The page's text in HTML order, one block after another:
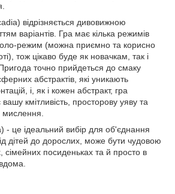
відрізняється дивовижною
варіантів. Гра має кілька режимів
режим (можна приємно та корисно
тож цікаво буде як новачкам, так і
точно прийдеться до смаку
абстрактів, які уникають
і, як і кожен абстракт, гра
кмітливість, просторову уяву та
мислення.
- це ідеальний вибір для об'єднання
від дітей до дорослих, може бути чудовою
сімейних посиденьках та й просто в